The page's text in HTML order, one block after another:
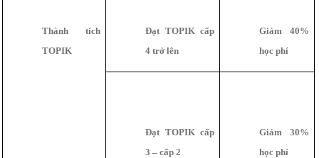
Thành tích
TOPIK
Đạt TOPIK cấp
4 trở lên
Giảm 40%
học phí
Đạt TOPIK cấp
3 – cấp 2
Giảm 30%
học phí